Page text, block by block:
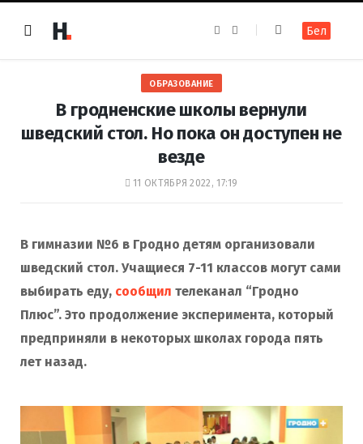
e
b
o
k
t
a
m
Бел
ОБРАЗОВАНИЕ
В гродненские школы вернули
шведский стол. Но пока он доступен не
везде
11 ОКТЯБРЯ 2022, 17:19
В гимназии №6 в Гродно детям организовали
шведский стол. Учащиеся 7-11 классов могут сами
выбирать еду, сообщил телеканал “Гродно
Плюс”. Это продолжение эксперимента, который
предприняли в некоторых школах города пять
лет назад.